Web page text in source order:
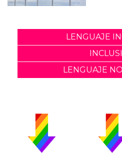
LENGUAJE
LENGUAJE